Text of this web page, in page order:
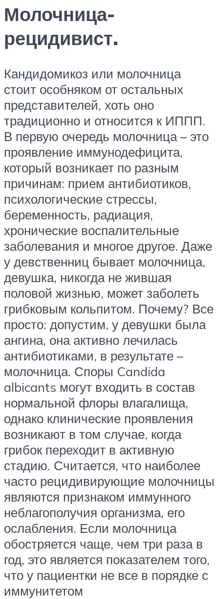
Молочница-
рецидивист.
Кандидомикоз или молочница
стоит особняком от остальных
представителей, хоть оно
традиционно и относится к ИППП.
В первую очередь молочница – это
проявление иммунодефицита,
который возникает по разным
причинам: прием антибиотиков,
психологические стрессы,
беременность, радиация,
хронические воспалительные
заболевания и многое другое. Даже
у девственниц бывает молочница,
девушка, никогда не жившая
половой жизнью, может заболеть
грибковым кольпитом. Почему? Все
просто: допустим, у девушки была
ангина, она активно лечилась
антибиотиками, в результате –
молочница. Споры Candida
albicants могут входить в состав
нормальной флоры влагалища,
однако клинические проявления
возникают в том случае, когда
грибок переходит в активную
стадию. Считается, что наиболее
часто рецидивирующие молочницы
являются признаком иммунного
неблагополучия организма, его
ослабления. Если молочница
обостряется чаще, чем три раза в
год, это является показателем того,
что у пациентки не все в порядке с
иммунитетом